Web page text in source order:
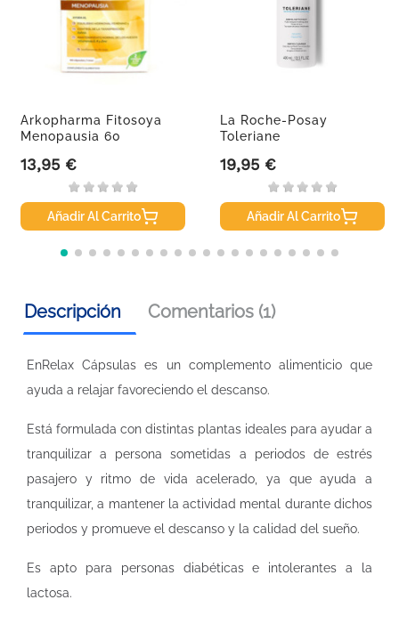
Arkopharma Fitosoya
Menopausia 60
Precio
13,95 €
Añadir Al Carrito
La Roche-Posay
Toleriane
Precio
19,95 €
Añadir Al Carrito
Descripción Comentarios (1)
EnRelax Cápsulas es un complemento alimenticio que
ayuda a relajar favoreciendo el descanso.
Está formulada con distintas plantas ideales para ayudar a
tranquilizar a persona sometidas a periodos de estrés
pasajero y ritmo de vida acelerado, ya que ayuda a
tranquilizar, a mantener la actividad mental durante dichos
periodos y promueve el descanso y la calidad del sueño.
Es apto para personas diabéticas e intolerantes a la
lactosa.